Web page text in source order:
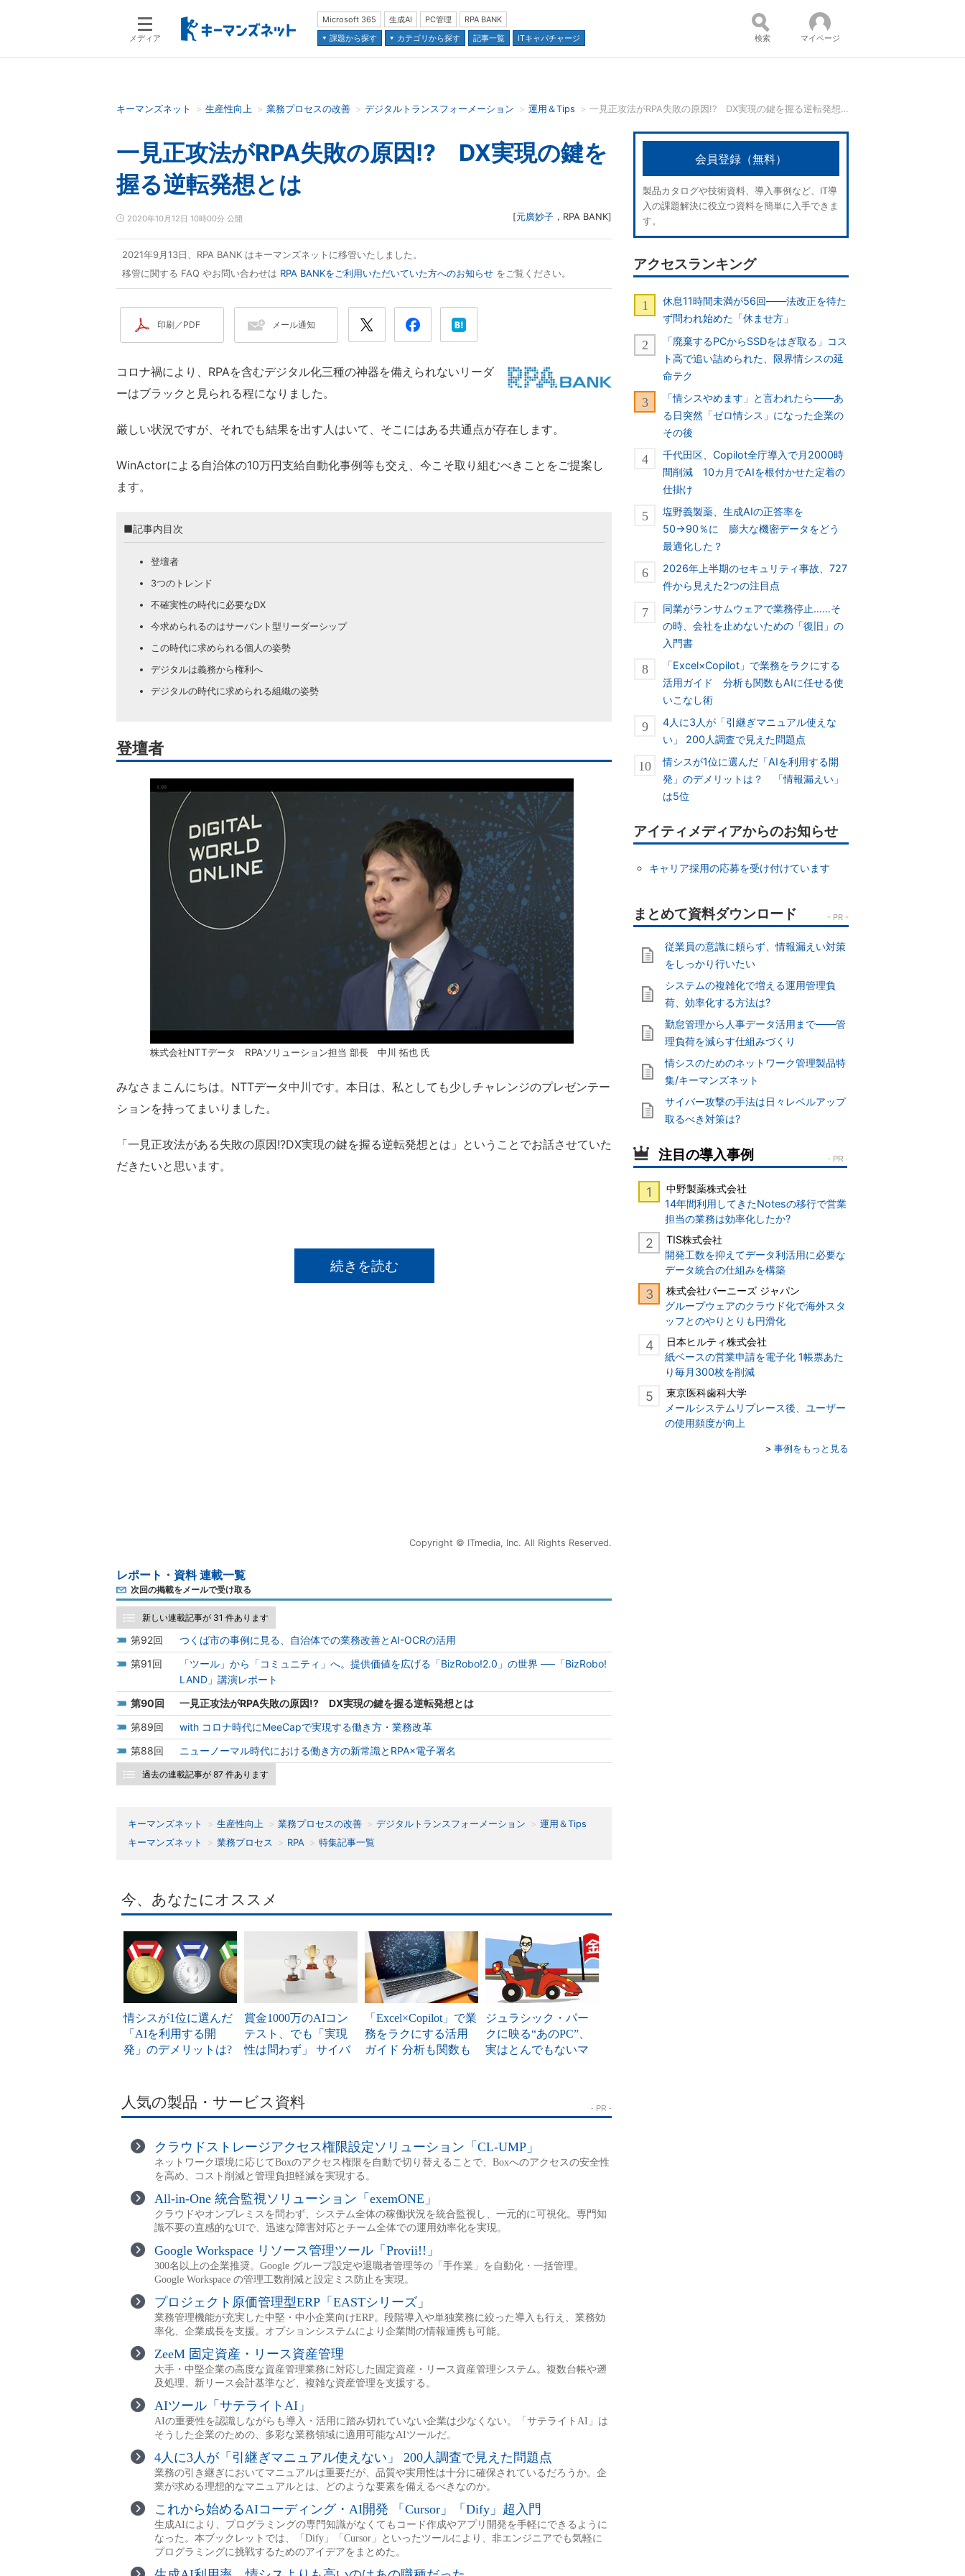
メディア
Microsoft 365 生成AI PC管理
RPA BANK
課題から探す
カテゴリから探す 記事一覧 ITキャパチャージ
検索語を入力してください コンテンツ：
並び順：
検索 マイページ
キーマンズネット 生産性向上 業務プロセスの改善 デジタルトランスフォーメーション 運用＆Tips 一見正攻法がRPA失敗の原因!? DX実現の鍵を握る逆転発想とは
一見正攻法がRPA失敗の原因!? DX実現の鍵を
握る逆転発想とは
2020年10月12日 10時00分 公開 [元廣妙子 ， RPA BANK]
2021年9月13日、RPA BANK はキーマンズネットに移管いたしました。
移管に関する FAQ やお問い合わせは RPA BANKをご利用いただいていた方へのお知らせ をご覧ください。
印刷／PDF メール通知
コロナ禍により、RPAを含むデジタル化三種の神器を備えられないリーダ
ーはブラックと見られる程になりました。
厳しい状況ですが、それでも結果を出す人はいて、そこにはある共通点が存在します。
WinActorによる自治体の10万円支給自動化事例等も交え、今こそ取り組むべきことをご提案し
ます。
■記事内目次
登壇者
3つのトレンド
不確実性の時代に必要なDX
今求められるのはサーバント型リーダーシップ
この時代に求められる個人の姿勢
デジタルは義務から権利へ
デジタルの時代に求められる組織の姿勢
登壇者
株式会社NTTデータ RPAソリューション担当 部長 中川 拓也 氏
みなさまこんにちは。NTTデータ中川です。本日は、私としても少しチャレンジのプレゼンテー
ションを持ってまいりました。
「一見正攻法がある失敗の原因!?DX実現の鍵を握る逆転発想とは」ということでお話させていた
だきたいと思います。
続きを読む
Copyright © ITmedia, Inc. All Rights Reserved.
レポート・資料 連載一覧
次回の掲載をメールで受け取る
新しい連載記事が 31 件あります
92
つくば市の事例に見る、自治体での業務改善とAI-OCRの活用
91
「ツール」から「コミュニティ」へ。提供価値を広げる「BizRobo!2.0」の世界 ──「BizRobo!
LAND」講演レポート
90
一見正攻法がRPA失敗の原因!? DX実現の鍵を握る逆転発想とは
89
with コロナ時代にMeeCapで実現する働き方・業務改革
88
ニューノーマル時代における働き方の新常識とRPA×電子署名
過去の連載記事が 87 件あります
キーマンズネット 生産性向上 業務プロセスの改善 デジタルトランスフォーメーション
運用＆Tips
キーマンズネット
業務プロセス RPA 特集記事一覧
会員登録（無料）
製品カタログや技術資料、導入事例など、IT導
入の課題解決に役立つ資料を簡単に入手できま
す。
アクセスランキング
休息11時間未満が56回――法改正を待た
ず問われ始めた「休ませ方」
「廃棄するPCからSSDをはぎ取る」コス
ト高で追い詰められた、限界情シスの延
命テク
「情シスやめます」と言われたら――あ
る日突然「ゼロ情シス」になった企業の
その後
千代田区、Copilot全庁導入で月2000時
間削減 10カ月でAIを根付かせた定着の
仕掛け
塩野義製薬、生成AIの正答率を
50→90％に 膨大な機密データをどう
最適化した？
2026年上半期のセキュリティ事故、727
件から見えた2つの注目点
同業がランサムウェアで業務停止……そ
の時、会社を止めないための「復旧」の
入門書
「Excel×Copilot」で業務をラクにする
活用ガイド 分析も関数もAIに任せる使
いこなし術
4人に3人が「引継ぎマニュアル使えな
い」 200人調査で見えた問題点
情シスが1位に選んだ「AIを利用する開
発」のデメリットは？ 「情報漏えい」
は5位
アイティメディアからのお知らせ
キャリア採用の応募を受け付けています
従業員の意識に頼らず、情報漏えい対策
をしっかり行いたい
システムの複雑化で増える運用管理負
荷、効率化する方法は?
勤怠管理から人事データ活用まで――管
理負荷を減らす仕組みづくり
情シスのためのネットワーク管理製品特
集/キーマンズネット
サイバー攻撃の手法は日々レベルアップ
取るべき対策は?